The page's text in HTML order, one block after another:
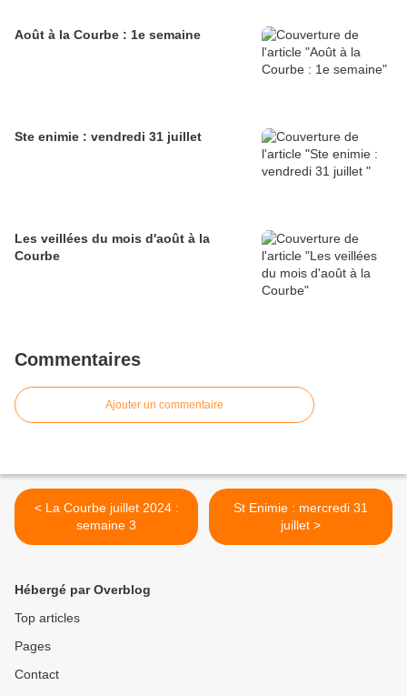
Août à la Courbe : 1e semaine
Ste enimie : vendredi 31 juillet
Les veillées du mois d'août à la
Courbe
Commentaires
Ajouter un commentaire
< La Courbe juillet 2024 :
semaine 3
St Enimie : mercredi 31
juillet >
Hébergé par Overblog
Top articles
Pages
Contact